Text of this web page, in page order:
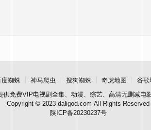
度蜘蛛 神马爬虫 搜狗蜘蛛 奇虎地图 谷歌
供免费VIP电视剧全集、动漫、综艺、高清无删减电
Copyright © 2023 daligod.com All Rights Reserved
陕ICP备20230237号